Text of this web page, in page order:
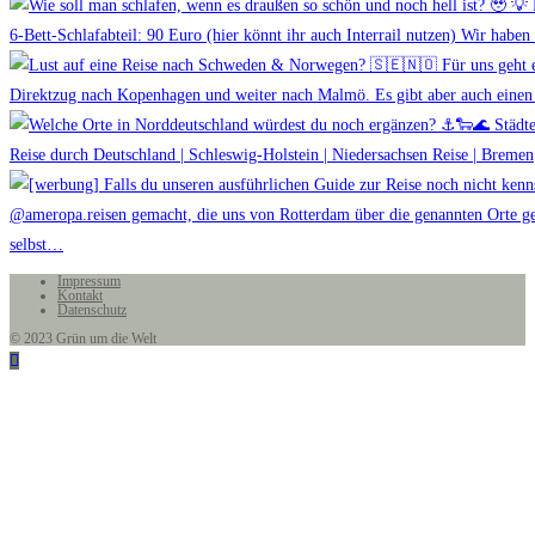
Impressum
Kontakt
Datenschutz
© 2023 Grün um die Welt